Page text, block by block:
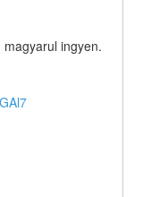
ingyen.